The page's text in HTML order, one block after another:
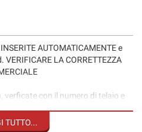
AUTOMATICAMENTE e
LA CORRETTEZZA
verficate con il numero di telaio e
TUTTO...